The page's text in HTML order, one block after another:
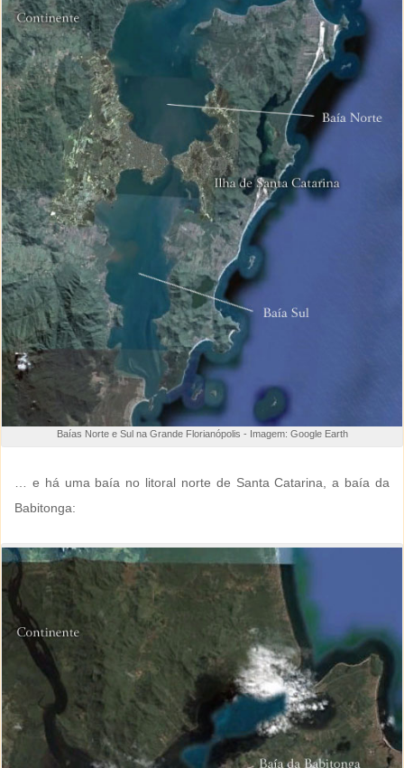
Baías Norte e Sul na Grande Florianópolis - Imagem: Google Earth
… e há uma baía no litoral norte de Santa Catarina, a baía da
Babitonga: